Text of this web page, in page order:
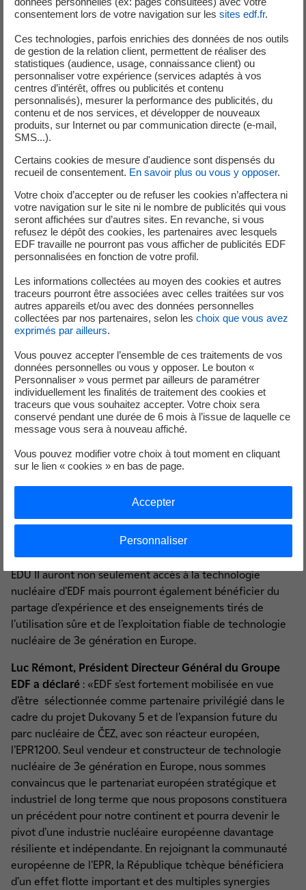
Identifier de façon détaillée les entreprises
susceptibles d’être sélectionnées comme
fournisseurs dans le cadre de ce projet. A ce jour,
près de 300 entreprises tchèques ont été
identifiées et quelques 90 d’entre elles ont déjà
été pré-qualifiées ;
Organiser des séances de formation dédiées en
vue de familiariser les acteurs industriels
qualification des fournisseurs ainsi qu‘avec les
codes et standards associés ;
Elargir le champ d’action de la Division d’EDF
Nuclear Czechia à Prague, qui se consacre au
le marché tchèque, en vue de coordonner les
efforts menés localement pour aboutir à une
coopération réussie et de long terme avec ČEZ et
avec l’industrie tchèque.
Renforcer les moyens humains par l’élaboration de
programmes de formation dans le domaine du
développement du nouveau nucléaire et des
sciences du nucléaire en République tchèque,
notamment avec EDF venant en appui de
l’Académie nucléaire franco-tchèque, dont
l’inauguration officielle a eu lieu en octobre 2023.
EDF et ses partenaires sont pleinement mobilisés pour
industries tchèque et française et pour accompagner la
réussite du programme de nouveau nucléaire dans le
pays. En rejoignant la communauté grandissante des
exploitants et propriétaires de la technologie EPR, ČEZ et
EDU II auront non seulement accès à la technologie
nucléaire d’EDF mais pourront également bénéficier du
partage d’expérience et des enseignements tirés de
l’utilisation sûre et de l’exploitation fiable de technologie
nucléaire de 3e génération en Europe.
Luc Rémont, Président Directeur Général du Groupe
EDF a déclaré : «EDF s’est fortement mobilisée en vue
d’être sélectionnée comme partenaire privilégié dans le
cadre du projet Dukovany 5 et de l’expansion future du
parc nucléaire de ČEZ, avec son réacteur européen,
l’EPR1200. Seul vendeur et constructeur de technologie
nucléaire de 3e génération en Europe, nous sommes
convaincus que le partenariat européen stratégique et
industriel de long terme que nous proposons constituera
un précédent pour notre continent et pourra devenir le
pivot d’une industrie nucléaire européenne davantage
résiliente et indépendante. En rejoignant la communauté
européenne de l’EPR, la République tchèque bénéficiera
d’un effet flotte important et des multiples synergies
consentement lors de votre navigation sur les sites edf.fr.
Ces technologies, parfois enrichies des données de nos outils
de gestion de la relation client, permettent de réaliser des
statistiques (audience, usage, connaissance client) ou
personnaliser votre expérience (services adaptés à vos
centres d’intérêt, offres ou publicités et contenu
personnalisés), mesurer la performance des publicités, du
contenu et de nos services, et développer de nouveaux
produits, sur Internet ou par communication directe (e-mail,
SMS...).
Certains cookies de mesure d'audience sont dispensés du
recueil de consentement. En savoir plus ou vous y opposer.
Votre choix d’accepter ou de refuser les cookies n’affectera ni
votre navigation sur le site ni le nombre de publicités qui vous
seront affichées sur d’autres sites. En revanche, si vous
refusez le dépôt des cookies, les partenaires avec lesquels
EDF travaille ne pourront pas vous afficher de publicités EDF
personnalisées en fonction de votre profil.
Les informations collectées au moyen des cookies et autres
traceurs pourront être associées avec celles traitées sur vos
autres appareils et/ou avec des données personnelles
collectées par nos partenaires, selon les choix que vous avez
exprimés par ailleurs.
Vous pouvez accepter l’ensemble de ces traitements de vos
données personnelles ou vous y opposer. Le bouton «
Personnaliser » vous permet par ailleurs de paramétrer
individuellement les finalités de traitement des cookies et
traceurs que vous souhaitez accepter. Votre choix sera
conservé pendant une durée de 6 mois à l’issue de laquelle ce
message vous sera à nouveau affiché.
Vous pouvez modifier votre choix à tout moment en cliquant
sur le lien « cookies » en bas de page.
Personnaliser
Accepter